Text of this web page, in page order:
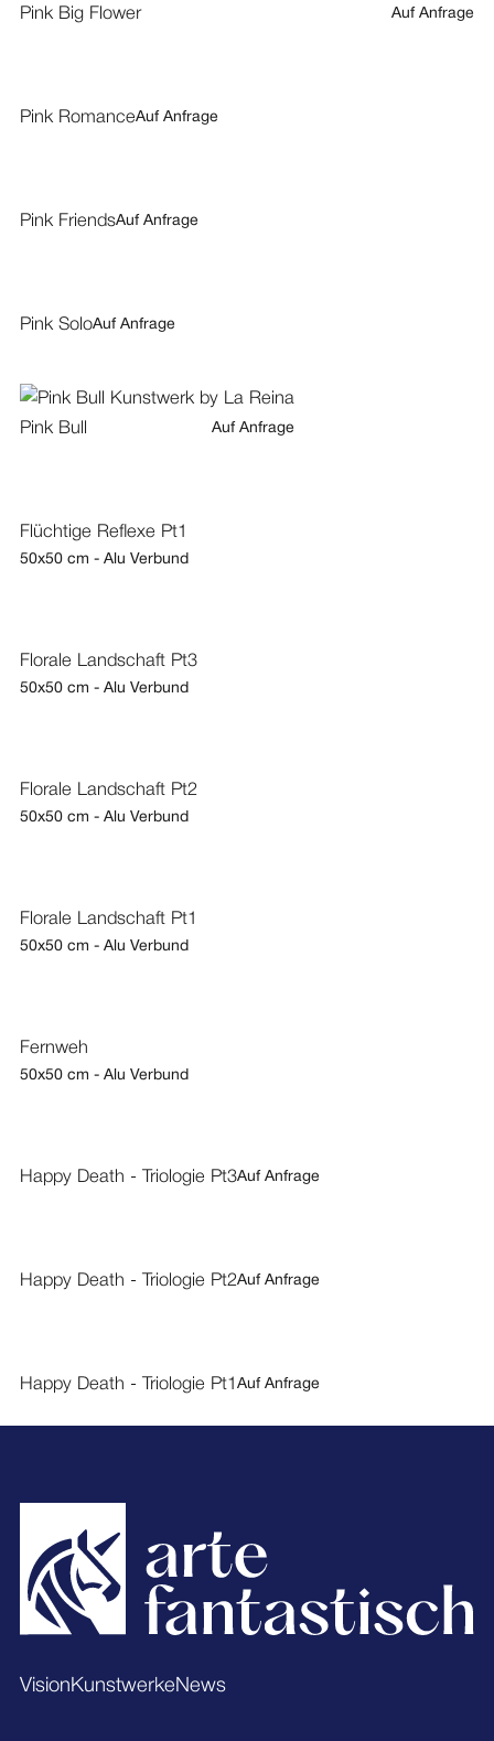
Pink Big Flower Auf Anfrage
Pink RomanceAuf Anfrage
Pink FriendsAuf Anfrage
Pink SoloAuf Anfrage
Pink Bull Auf Anfrage
Flüchtige Reflexe Pt1
50x50 cm - Alu Verbund
Florale Landschaft Pt3
50x50 cm - Alu Verbund
Florale Landschaft Pt2
50x50 cm - Alu Verbund
Florale Landschaft Pt1
50x50 cm - Alu Verbund
Fernweh
50x50 cm - Alu Verbund
Happy Death - Triologie Pt3Auf Anfrage
Happy Death - Triologie Pt2Auf Anfrage
Happy Death - Triologie Pt1 Auf Anfrage
VisionKunstwerke News